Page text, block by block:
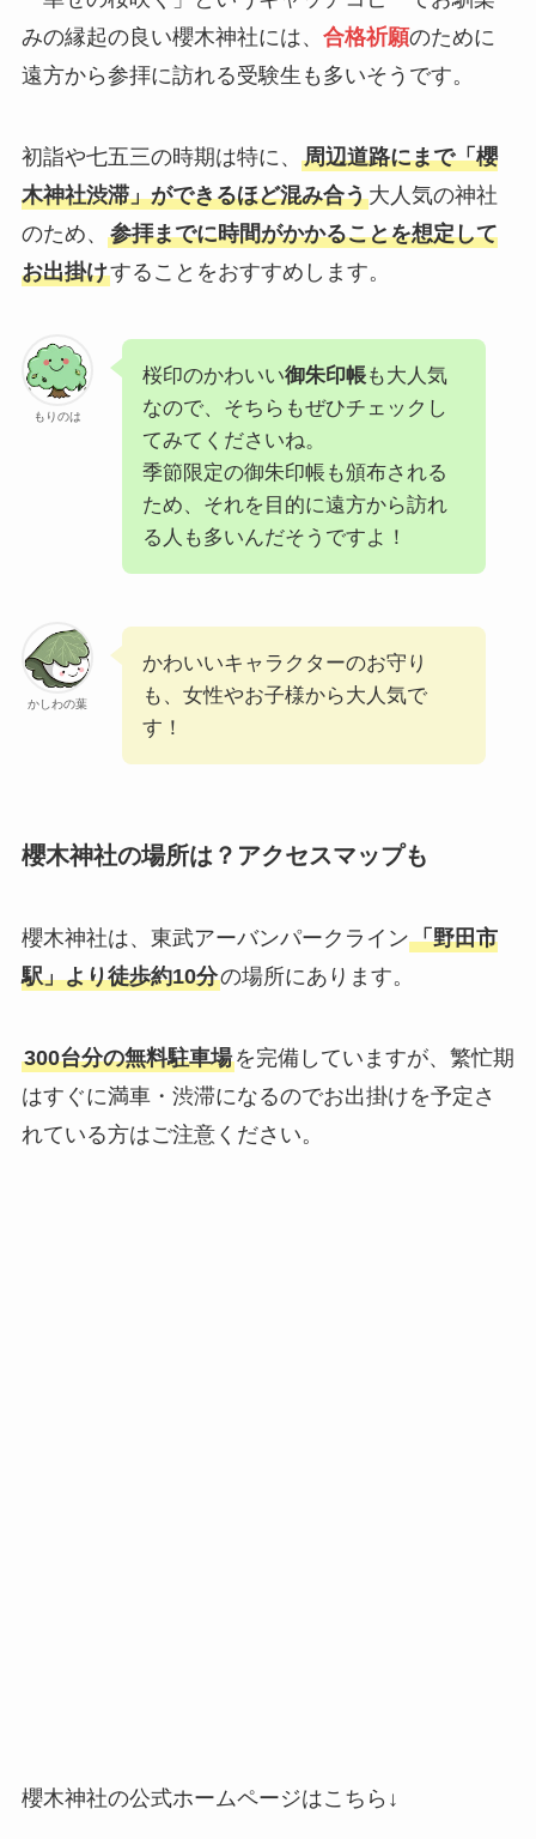
みの縁起の良い櫻木神社には、 合格祈願のために
遠方から参拝に訪れる受験生も多いそうです。
初詣や七五三の時期は特に、 周辺道路にまで「櫻
木神社渋滞」ができるほど混み合う大人気の神社
のため、 参拝までに時間がかかることを想定して
お出掛けすることをおすすめします。
もりのは
桜印のかわいい御朱印帳も大人気
なので、そちらもぜひチェックし
てみてくださいね。
季節限定の御朱印帳も頒布される
ため、それを目的に遠方から訪れ
る人も多いんだそうですよ！
かしわの葉
かわいいキャラクターのお守り
も、女性やお子様から大人気で
す！
櫻木神社の場所は？アクセスマップも
櫻木神社は、東武アーバンパークライン「野田市
駅」より徒歩約10分の場所にあります。
300台分の無料駐車場を完備していますが、繁忙期
はすぐに満車・渋滞になるのでお出掛けを予定さ
れている方はご注意ください。
櫻木神社の公式ホームページはこちら↓